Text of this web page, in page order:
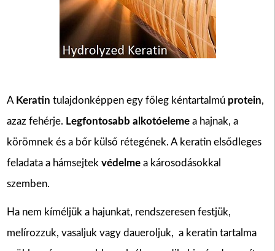
A Keratin tulajdonképpen egy főleg kéntartalmú protein,
azaz fehérje. Legfontosabb alkotóelemea hajnak, a
körömnek és a bőr külső rétegének. A keratin elsődleges
feladata a hámsejtek védelmea károsodásokkal
szemben.
Ha nem kíméljük a hajunkat, rendszeresen festjük,
melírozzuk, vasaljuk vagy daueroljuk, a keratin tartalma